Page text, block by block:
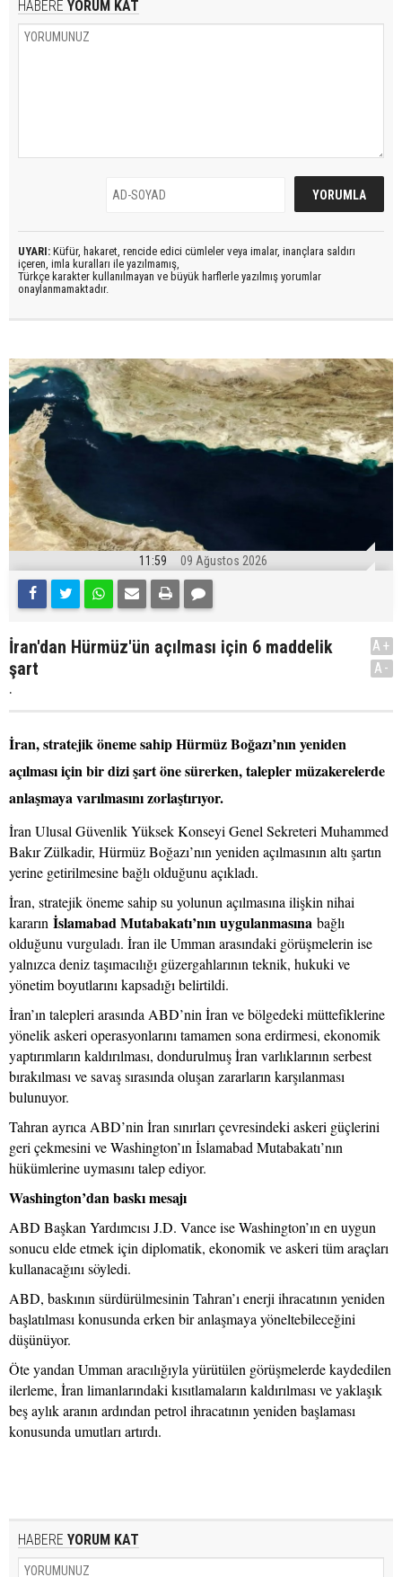
HABERE YORUM KAT
UYARI: Küfür, hakaret, rencide edici cümleler veya imalar, inançlara saldırı
içeren, imla kuralları ile yazılmamış,
Türkçe karakter kullanılmayan ve büyük harflerle yazılmış yorumlar
onaylanmamaktadır.
11:59 09 Ağustos 2026
İran'dan Hürmüz'ün açılması için 6 maddelik
şart
.
A+
A-
İran, stratejik öneme sahip Hürmüz Boğazı’nın yeniden
açılması için bir dizi şart öne sürerken, talepler müzakerelerde
anlaşmaya varılmasını zorlaştırıyor.
İran Ulusal Güvenlik Yüksek Konseyi Genel Sekreteri Muhammed
Bakır Zülkadir, Hürmüz Boğazı’nın yeniden açılmasının altı şartın
yerine getirilmesine bağlı olduğunu açıkladı.
İran, stratejik öneme sahip su yolunun açılmasına ilişkin nihai
kararın İslamabad Mutabakatı’nın uygulanmasına bağlı
olduğunu vurguladı. İran ile Umman arasındaki görüşmelerin ise
yalnızca deniz taşımacılığı güzergahlarının teknik, hukuki ve
yönetim boyutlarını kapsadığı belirtildi.
İran’ın talepleri arasında ABD’nin İran ve bölgedeki müttefiklerine
yönelik askeri operasyonlarını tamamen sona erdirmesi, ekonomik
yaptırımların kaldırılması, dondurulmuş İran varlıklarının serbest
bırakılması ve savaş sırasında oluşan zararların karşılanması
bulunuyor.
Tahran ayrıca ABD’nin İran sınırları çevresindeki askeri güçlerini
geri çekmesini ve Washington’ın İslamabad Mutabakatı’nın
hükümlerine uymasını talep ediyor.
Washington’dan baskı mesajı
ABD Başkan Yardımcısı J.D. Vance ise Washington’ın en uygun
sonucu elde etmek için diplomatik, ekonomik ve askeri tüm araçları
kullanacağını söyledi.
ABD, baskının sürdürülmesinin Tahran’ı enerji ihracatının yeniden
başlatılması konusunda erken bir anlaşmaya yöneltebileceğini
düşünüyor.
Öte yandan Umman aracılığıyla yürütülen görüşmelerde kaydedilen
ilerleme, İran limanlarındaki kısıtlamaların kaldırılması ve yaklaşık
beş aylık aranın ardından petrol ihracatının yeniden başlaması
konusunda umutları artırdı.
HABERE YORUM KAT